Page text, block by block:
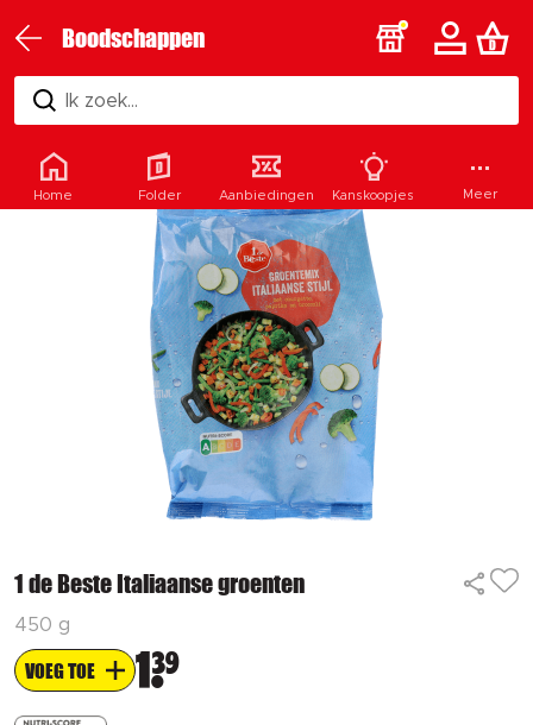
Boodschappen
Ik zoek...
1 de Beste Italiaanse groenten
450 g
VOEG TOE 1 39
Home Folder Aanbiedingen Kanskoopjes Meer